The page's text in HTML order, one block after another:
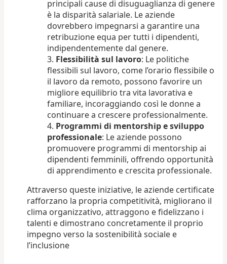
principali cause di disuguaglianza di genere
è la disparità salariale. Le aziende
dovrebbero impegnarsi a garantire una
retribuzione equa per tutti i dipendenti,
indipendentemente dal genere.
Flessibilità sul lavoro: Le politiche
flessibili sul lavoro, come l’orario flessibile o
il lavoro da remoto, possono favorire un
migliore equilibrio tra vita lavorativa e
familiare, incoraggiando così le donne a
continuare a crescere professionalmente.
Programmi di mentorship e sviluppo
professionale: Le aziende possono
promuovere programmi di mentorship ai
dipendenti femminili, offrendo opportunità
di apprendimento e crescita professionale.
Attraverso queste iniziative, le aziende certificate
rafforzano la propria competitività, migliorano il
clima organizzativo, attraggono e fidelizzano i
talenti e dimostrano concretamente il proprio
impegno verso la sostenibilità sociale e
l’inclusione